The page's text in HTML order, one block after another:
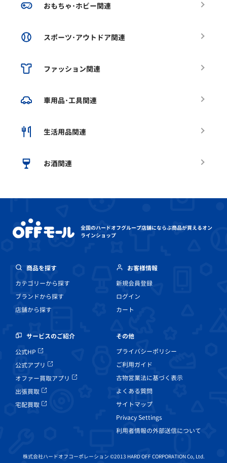
おもちゃ･ホビー関連
スポーツ･アウトドア関連
ファッション関連
車用品･工具関連
生活用品関連
お酒関連
全国のハードオフグループ店舗にならぶ商品が買えるオン
ラインショップ
商品を探す
カテゴリーから探す
ブランドから探す
店舗から探す
お客様情報
新規会員登録
ログイン
カート
サービスのご紹介
公式HP
公式アプリ
オファー買取アプリ
出張買取
宅配買取
その他
プライバシーポリシー
ご利用ガイド
古物営業法に基づく表示
よくある質問
サイトマップ
Privacy Settings
利用者情報の外部送信について
株式会社ハードオフコーポレーション ©2013 HARD OFF CORPORATION Co, Ltd.